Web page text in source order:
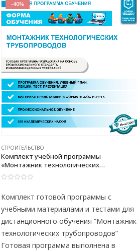
-40%
СТРОИТЕЛЬСТВО
Комплект учебной программы
«Монтажник технологических
трубопроводов»
Комплект готовой программы с
учебными материалами и тестами для
дистанционного обучения “Монтажник
технологических трубопроводов”
Готовая программа выполнена в